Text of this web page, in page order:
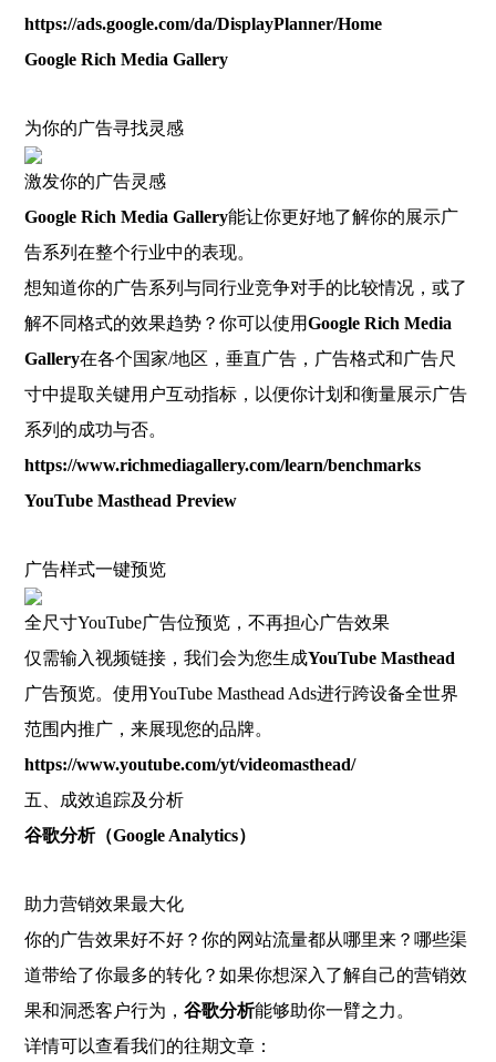
https://ads.google.com/da/DisplayPlanner/Home
Google Rich Media Gallery
为你的广告寻找灵感
激发你的广告灵感
Google Rich Media Gallery能让你更好地了解你的展示广
告系列在整个行业中的表现。
想知道你的广告系列与同行业竞争对手的比较情况，或了
解不同格式的效果趋势？你可以使用Google Rich Media
Gallery在各个国家/地区，垂直广告，广告格式和广告尺
寸中提取关键用户互动指标，以便你计划和衡量展示广告
系列的成功与否。
https://www.richmediagallery.com/learn/benchmarks
YouTube Masthead Preview
广告样式一键预览
全尺寸YouTube广告位预览，不再担心广告效果
仅需输入视频链接，我们会为您生成YouTube Masthead
广告预览。使用YouTube Masthead Ads进行跨设备全世界
范围内推广，来展现您的品牌。
https://www.youtube.com/yt/videomasthead/
五、成效追踪及分析
谷歌分析（Google Analytics）
助力营销效果最大化
你的广告效果好不好？你的网站流量都从哪里来？哪些渠
道带给了你最多的转化？如果你想深入了解自己的营销效
果和洞悉客户行为，谷歌分析能够助你一臂之力。
详情可以查看我们的往期文章：